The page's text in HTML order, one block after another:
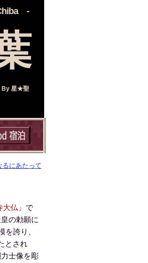
‐
By 星★聖
るにあたって
大仏 」で
の勅願に
誇り、
とされ
士像を彫